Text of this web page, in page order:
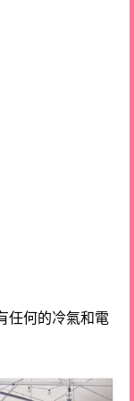
任何的冷氣和電